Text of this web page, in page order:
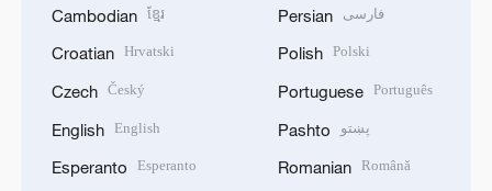
Cambodian ខ្មែរ
Croatian Hrvatski
Czech Český
English English
Esperanto Esperanto
Persian فارسی
Polish Polski
Portuguese Português
Pashto پښتو
Romanian Română